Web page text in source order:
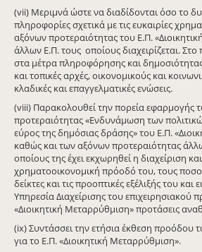
(vii) Μεριμνά ώστε να διαδίδονται όσο το
πληροφορίες σχετικά με τις ευκαιρίες
αξόνων προτεραιότητας του Ε.Π.
άλλων Ε.Π. τους οποίους διαχειρίζεται. Στο
στα μέτρα πληροφόρησης και δημοσιότητας
και τοπικές αρχές, οικονομικούς και
κλαδικές και επαγγελματικές ενώσεις.
(viii) Παρακολουθεί την πορεία εφαρμογής
προτεραιότητας «Ενδυνάμωση των
εύρος της δημόσιας δράσης» του Ε.Π.
καθώς και των αξόνων προτεραιότητας
οποίους της έχει εκχωρηθεί η διαχείριση
χρηματοοικονομική πρόοδό του, τους
δείκτες και τις προοπτικές εξέλιξής του και
Υπηρεσία Διαχείρισης του επιχειρησιακού
«Διοικητική Μεταρρύθμιση» προτάσεις
(ix) Συντάσσει την ετήσια έκθεση προόδου
για το Ε.Π. «Διοικητική Μεταρρύθμιση».